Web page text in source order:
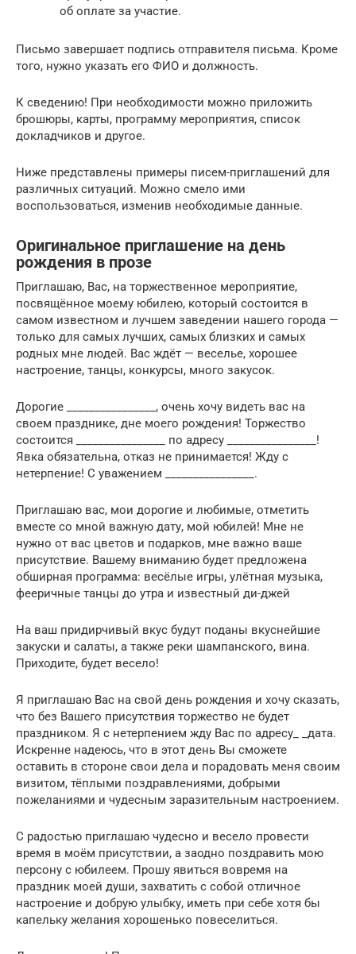
об оплате за участие.
Письмо завершает подпись отправителя письма. Кроме
того, нужно указать его ФИО и должность.
К сведению! При необходимости можно приложить
брошюры, карты, программу мероприятия, список
докладчиков и другое.
Ниже представлены примеры писем-приглашений для
различных ситуаций. Можно смело ими
воспользоваться, изменив необходимые данные.
Оригинальное приглашение на день
рождения в прозе
Приглашаю, Вас, на торжественное мероприятие,
посвящённое моему юбилею, который состоится в
самом известном и лучшем заведении нашего города —
только для самых лучших, самых близких и самых
родных мне людей. Вас ждёт — веселье, хорошее
настроение, танцы, конкурсы, много закусок.
Дорогие ________________, очень хочу видеть вас на
своем празднике, дне моего рождения! Торжество
состоится ________________ по адресу ________________!
Явка обязательна, отказ не принимается! Жду с
нетерпение! С уважением ________________.
Приглашаю вас, мои дорогие и любимые, отметить
вместе со мной важную дату, мой юбилей! Мне не
нужно от вас цветов и подарков, мне важно ваше
присутствие. Вашему вниманию будет предложена
обширная программа: весёлые игры, улётная музыка,
фееричные танцы до утра и известный ди-джей
На ваш придирчивый вкус будут поданы вкуснейшие
закуски и салаты, а также реки шампанского, вина.
Приходите, будет весело!
Я приглашаю Вас на свой день рождения и хочу сказать,
что без Вашего присутствия торжество не будет
праздником. Я с нетерпением жду Вас по адресу_ _дата.
Искренне надеюсь, что в этот день Вы сможете
оставить в стороне свои дела и порадовать меня своим
визитом, тёплыми поздравлениями, добрыми
пожеланиями и чудесным заразительным настроением.
С радостью приглашаю чудесно и весело провести
время в моём присутствии, а заодно поздравить мою
персону с юбилеем. Прошу явиться вовремя на
праздник моей души, захватить с собой отличное
настроение и добрую улыбку, иметь при себе хотя бы
капельку желания хорошенько повеселиться.